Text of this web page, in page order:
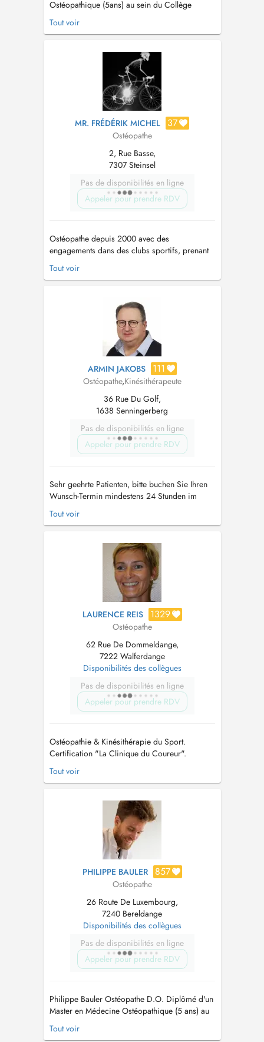
Ostéopathique (5ans) au sein du Collège
Ostéopathique Européen (Holistéa) en France,
et spécialisée en périnatalité et pédiatrie,
leur maternité (grossesse et post-partum), ainsi
que les nourrissons, les enfants et les adulte...
Tout voir
MR. FRÉDÉRIK MICHEL 37
Ostéopathe
2, Rue Basse,
7307 Steinsel
Pas de disponibilités en ligne
Appeler pour prendre RDV
Ostéopathe depuis 2000 avec des
engagements dans des clubs sportifs, prenant
en charge les enfants, adultes, spécialisé en
périnatalité (nourrissons, accompagnement des
torticolis, scoliose... )....
Tout voir
ARMIN JAKOBS 111
Ostéopathe,Kinésithérapeute
36 Rue Du Golf,
1638 Senningerberg
Pas de disponibilités en ligne
Appeler pour prendre RDV
Sehr geehrte Patienten, bitte buchen Sie Ihren
Wunsch-Termin mindestens 24 Stunden im
Voraus, da ansonsten Ihr Termin nicht garantiert
werden kann. Bitte parken Sie Ihr Fahrzeug nur
GERADE ein - und belegen Sie bitte nicht 2
Parkplaetze. Vielen D...
Tout voir
LAURENCE REIS 1329
Ostéopathe
62 Rue De Dommeldange,
7222 Walferdange
Disponibilités des collègues
Pas de disponibilités en ligne
Appeler pour prendre RDV
Ostéopathie & Kinésithérapie du Sport.
Certification "La Clinique du Coureur".
Préparation mentale. Formations prévention
santé dans le sport et en entreprise.
avec mon assistant Lilian BEYNE
Kinésithérapeute du Sport. Veuillez prendre
rendez-vous direc...
Tout voir
PHILIPPE BAULER 857
Ostéopathe
26 Route De Luxembourg,
7240 Bereldange
Disponibilités des collègues
Pas de disponibilités en ligne
Appeler pour prendre RDV
Philippe Bauler Ostéopathe D.O. Diplômé d'un
Master en Médecine Ostéopathique (5 ans) au
Collège Ostéopathique Européen (Holistéa) à
Paris et Munich, je vous accompagne avec une
Tout voir